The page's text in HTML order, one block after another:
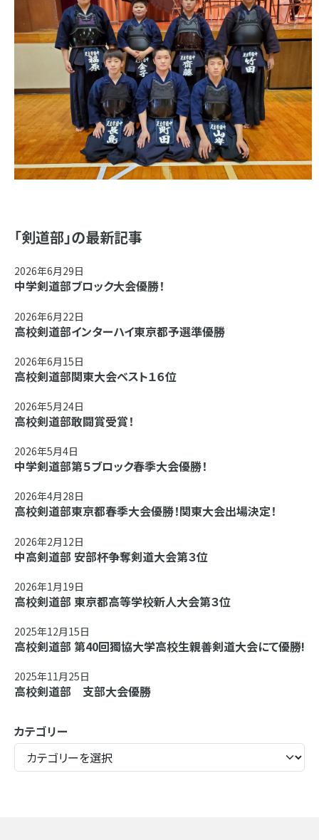
「剣道部」の最新記事
2026年6月29日
中学剣道部ブロック大会優勝！
2026年6月22日
高校剣道部インターハイ東京都予選準優勝
2026年6月15日
高校剣道部関東大会ベスト１６位
2026年5月24日
高校剣道部敢闘賞受賞！
2026年5月4日
中学剣道部第５ブロック春季大会優勝！
2026年4月28日
高校剣道部東京都春季大会優勝！関東大会出場決定！
2026年2月12日
中高剣道部 安部杯争奪剣道大会第３位
2026年1月19日
高校剣道部 東京都高等学校新人大会第３位
2025年12月15日
高校剣道部 第40回獨協大学高校生親善剣道大会にて優勝!
2025年11月25日
高校剣道部 支部大会優勝
カテゴリー